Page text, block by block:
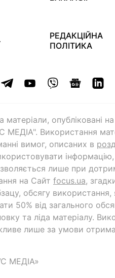
РЕДАКЦІЙНА
ПОЛІТИКА
матеріали, опубліковані
Використання
вимог, описаних в
лише при
на Cайт focus.ua,
обсягу
50% від загального
та ліда матеріалу.
лише за умови
МЕДІА»